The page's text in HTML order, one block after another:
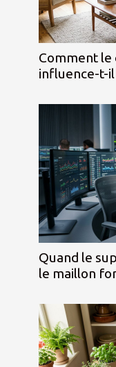
Comment le
influence-t-il
Quand le
le maillon